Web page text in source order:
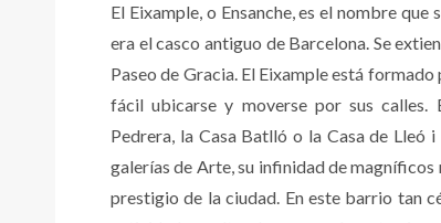
El Eixample, o Ensanche, es el nombre
era el casco antiguo de Barcelona. Se
Paseo de Gracia. El Eixample está
fácil ubicarse y moverse por sus calles.
Pedrera, la Casa Batlló o la Casa de Lleó
galerías de Arte, su infinidad de
prestigio de la ciudad. En este barrio tan